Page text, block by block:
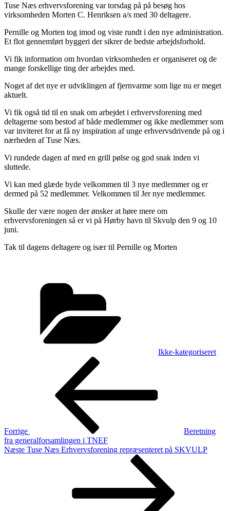
Tuse Næs erhvervsforening var torsdag på på besøg hos
virksomheden Morten C. Henriksen a/s med 30 deltagere.
Pernille og Morten tog imod og viste rundt i den nye administration.
Et flot gennemført byggeri der sikrer de bedste arbejdsforhold.
Vi fik information om hvordan virksomheden er organiseret og de
mange forskellige ting der arbejdes med.
Noget af det nye er udviklingen af fjernvarme som lige nu er meget
aktuelt.
Vi fik også tid til en snak om arbejdet i erhvervsforening med
deltagerne som bestod af både medlemmer og ikke medlemmer som
var inviteret for at få ny inspiration af unge erhvervsdrivende på og i
nærheden af Tuse Næs.
Vi rundede dagen af med en grill pølse og god snak inden vi
sluttede.
Vi kan med glæde byde velkommen til 3 nye medlemmer og er
dermed på 52 medlemmer. Velkommen til Jer nye medlemmer.
Skulle der være nogen der ønsker at høre mere om
erhvervsforeningen så er vi på Hørby havn til Skvulp den 9 og 10
juni.
Tak til dagens deltagere og især til Pernille og Morten
Ikke-kategoriseret
Indlægsnavigation
Forrige
Beretning
fra generalforsamlingen i TNEF
Næste
Næste Tuse Næs Erhvervsforening repræsenteret på SKVULP